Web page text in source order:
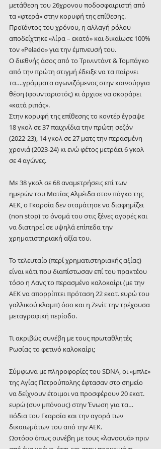
μετάθεση του 26χρονου ποδοσφαιριστή από
τα «φτερά» στην κορυφή της επίθεσης.
Προϊόντος του χρόνου, η αλλαγή ρόλου
αποδείχτηκε «λίρα – εκατό» και δικαίωσε 100%
τον «Pelado» για την έμπνευσή του.
Ο διεθνής άσος από το Τρινιντάντ & Τομπάγκο
από την πρώτη στιγμή έδειξε να τα παίρνει
τα….γράμματα αγωνιζόμενος στην καινούργια
θέση (φουνταριστός) κι άρχισε να σκοράρει
«κατά ριπάς».
Στην κορυφή της επίθεσης το κοντέρ έγραψε
18 γκολ σε 37 παιχνίδια την πρώτη σεζόν
(2022-23), 14 γκολ σε 27 ματς την περασμένη
χρονιά (2023-24) κι ενώ φέτος μετράει 6 γκολ
σε 4 αγώνες.
Με 38 γκολ σε 68 αναμετρήσεις επί των
ημερών του Ματίας Αλμέιδα στον πάγκο της
ΑΕΚ, ο Γκαρσία δεν σταμάτησε να διαφημίζει
(non stop) το όνομά του στις ξένες αγορές και
να διατηρεί σε υψηλά επίπεδα την
χρηματιστηριακή αξία του.
Το τελευταίο (περί χρηματιστηριακής αξίας)
είναι κάτι που διαπίστωσαν επί του πρακτέου
τόσο η Λανς το περασμένο καλοκαίρι (με την
ΑΕΚ να απορρίπτει πρόταση 22 εκατ. ευρώ του
γαλλικού κλαμπ) όσο και η Ζενίτ την τρέχουσα
μεταγραφική περίοδο.
Τι ακριβώς συνέβη με τους πρωταθλητές
Ρωσίας το φετινό καλοκαίρι;
Σύμφωνα με πληροφορίες του SDNA, οι «μπλε»
της Αγίας Πετρούπολης έφτασαν στο σημείο
να δείχνουν έτοιμοι να προσφέρουν 20 εκατ.
ευρώ (συν μπόνους) στην Ένωση για τα…
πόδια του Γκαρσία και την αγορά των
δικαιωμάτων του από την ΑΕΚ.
Ωστόσο όπως συνέβη με τους «λανσουά» πριν